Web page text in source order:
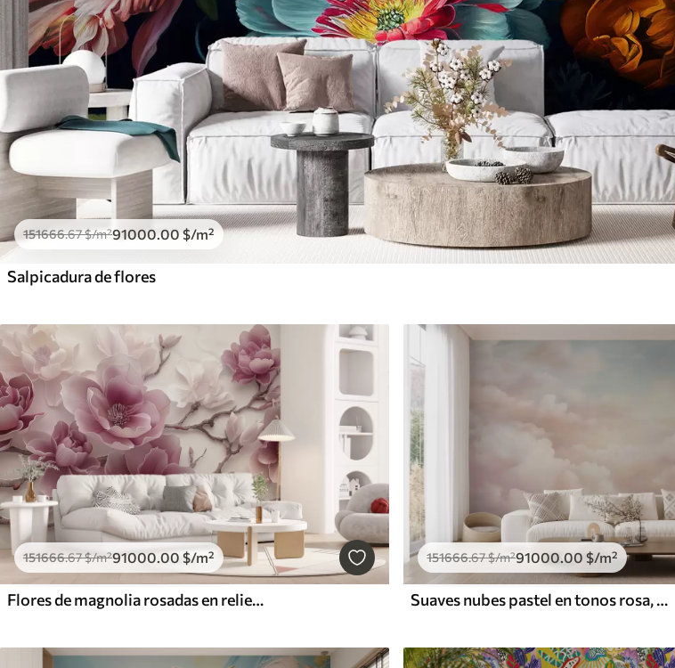
151666.67$/m²91000.00 $/m²
Salpicadura de flores
151666.67$/m²91000 .00 $/m²
Flores de magnolia rosadas en relieve en una rama elegante
151666.67$/m²91000.00 $/m²
Suaves nubes pastel en tonos rosa, crema y azul